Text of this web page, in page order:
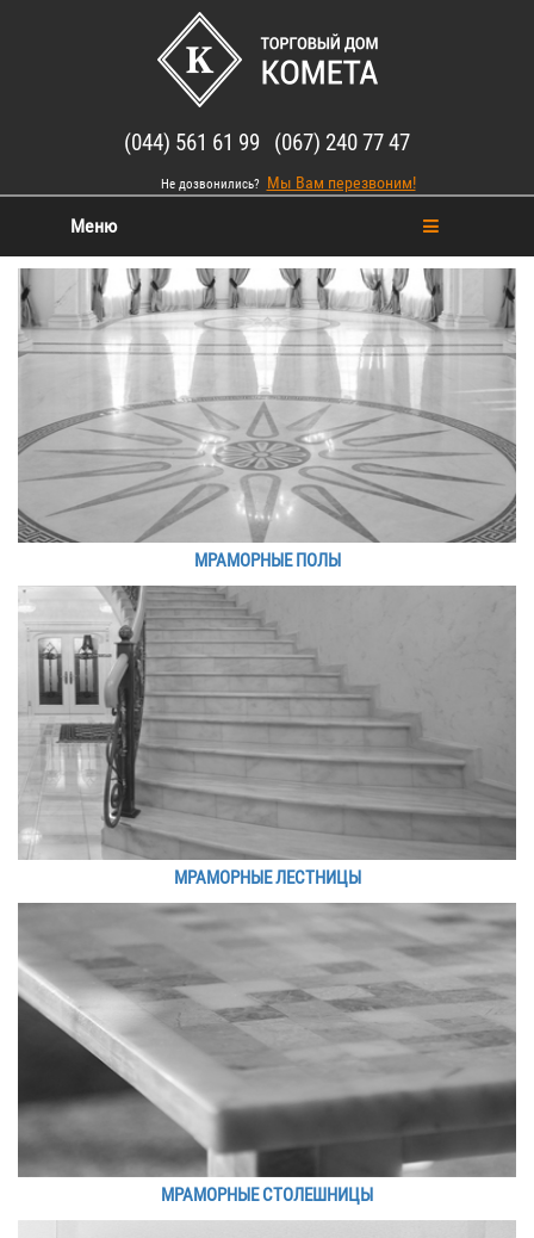
(044) 561 61 99 (067) 240 77 47
Не дозвонились? Мы Вам перезвоним!
Меню
МРАМОРНЫЕ ПОЛЫ
МРАМОРНЫЕ ЛЕСТНИЦЫ
МРАМОРНЫЕ СТОЛЕШНИЦЫ